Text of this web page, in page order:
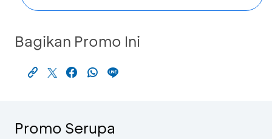
Bagikan Promo Ini
Promo Serupa